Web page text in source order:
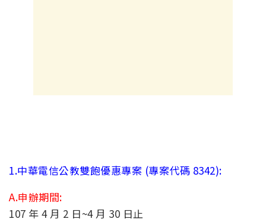
1.中華電信公教雙飽優惠專案 (專案代碼 8342):
A.申辦期間:
107 年 4 月 2 日~4 月 30 日止